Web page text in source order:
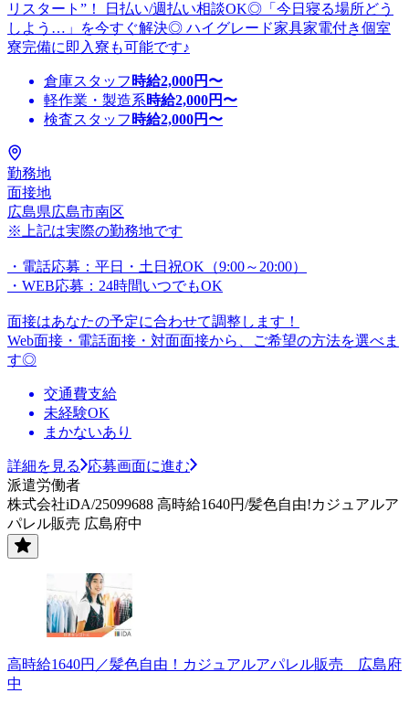
リスタート”！ 日払い/週払い相談OK◎「今日寝る場所どう
しよう…」を今すぐ解決◎ ハイグレード家具家電付き個室
寮完備に即入寮も可能です♪
倉庫スタッフ 時給2,000円〜
軽作業・製造系時給2,000円〜
検査スタッフ 時給2,000円〜
勤務地
面接地
広島県広島市南区
※上記は実際の勤務地です
・電話応募：平日・土日祝OK（9:00～20:00）
・WEB応募：24時間いつでもOK
面接はあなたの予定に合わせて調整します！
Web面接・電話面接・対面面接から、ご希望の方法を選べま
す◎
交通費支給
未経験OK
まかないあり
詳細を見る
応募画面に進む
派遣労働者
株式会社iDA/25099688 高時給1640円/髪色自由!カジュアルア
パレル販売 広島府中
高時給1640円／髪色自由！カジュアルアパレル販売 広島府
中